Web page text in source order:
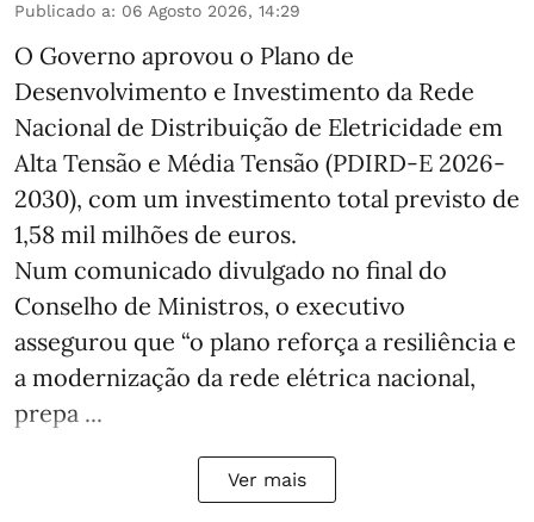
Publicado a: 06 Agosto 2026, 14:29
O Governo aprovou o Plano de
Desenvolvimento e Investimento da Rede
Nacional de Distribuição de Eletricidade em
Alta Tensão e Média Tensão (PDIRD-E 2026-
2030), com um investimento total previsto de
1,58 mil milhões de euros.
Num comunicado divulgado no final do
Conselho de Ministros, o executivo
assegurou que “o plano reforça a resiliência e
a modernização da rede elétrica nacional,
prepa ...
Ver mais